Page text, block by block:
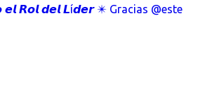
𝙍𝙤𝙡 𝙙𝙚𝙡 𝙇í𝙙𝙚𝙧 ✴️ Gracias @este